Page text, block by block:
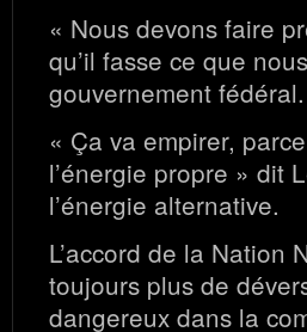
« Nous devons faire
qu’il fasse ce que
gouvernement
« Ça va empirer,
l’énergie propre » dit
l’énergie alternative.
L’accord de la Nation
toujours plus de
dangereux dans la